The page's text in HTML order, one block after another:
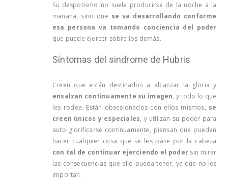
Su despotismo no suele producirse de la noche a la
mañana, sino que se va desarrollando conforme
esa persona va tomando conciencia del poder
que puede ejercer sobre los demás.
Síntomas del sindrome de Hubris
Creen que están destinados a alcanzar la gloria y
ensalzan continuamente su imagen, y todo lo que
les rodea. Están obsesionados con ellos mismos, se
creen únicos y especiales, y utilizan su poder para
auto glorificarse continuamente, piensan que pueden
hacer cualquier cosa que se les pase por la cabeza
con tal de continuar ejerciendo el podersin mirar
las consecuencias que ello pueda tener, ya que no les
importan.